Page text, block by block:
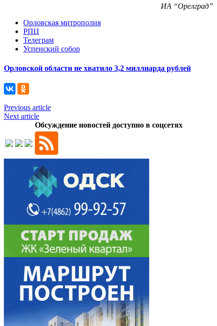
ИА “Орелград”
Орловская митрополия
РПЦ
Телеграм
Успенский собор
Орловской области не хватило 3,2 миллиарда рублей
Previous article
Next article
Обсуждение новостей доступно в соцсетях